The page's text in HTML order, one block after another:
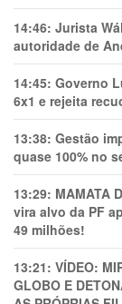
14:46: Jurista
autoridade de
14:45: Governo
6x1 e rejeita
13:38: Gestão
quase 100% no
13:29: MAMATA
vira alvo da PF
49 milhões!
13:21: VÍDEO:
GLOBO E